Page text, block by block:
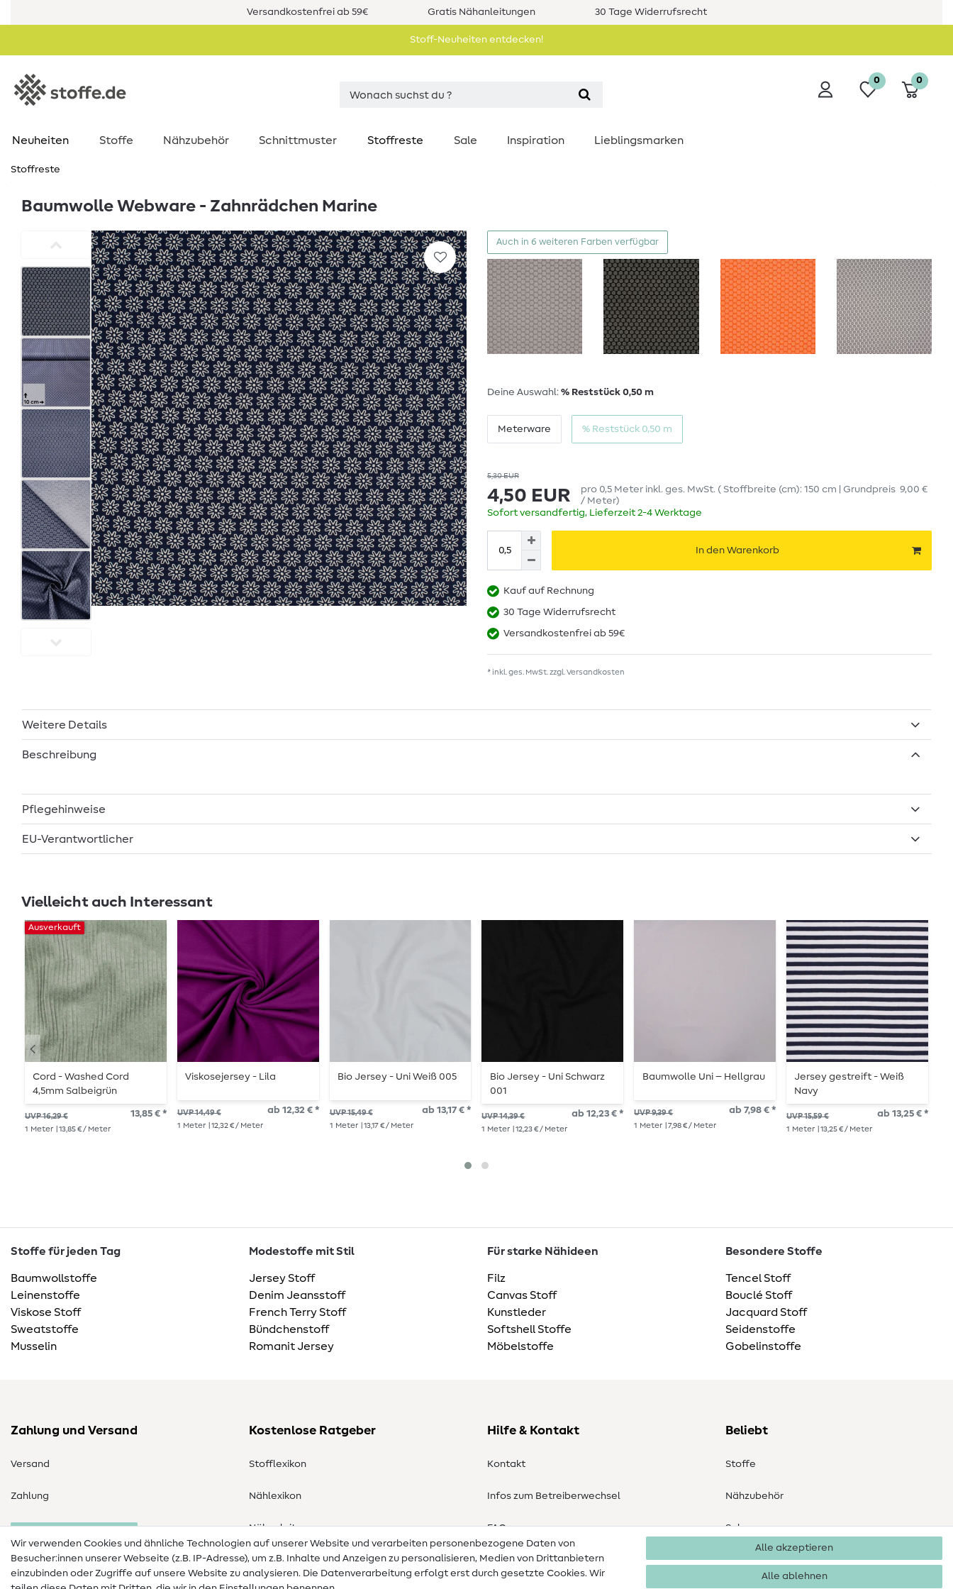
Versandkostenfrei ab 59€ Gratis Nähanleitungen 30 Tage Widerrufsrecht
Stoff-Neuheiten entdecken!
0 0
Neuheiten Stoffe Nähzubehör Schnittmuster Stoffreste Sale Inspiration Lieblingsmarken
Stoffreste
Baumwolle Webware - Zahnrädchen Marine
Auch in 6 weiteren Farben verfügbar
Deine Auswahl: % Reststück 0,50 m
Meterware % Reststück 0,50 m
5,30 EUR
4,50 EUR pro 0,5 Meter inkl. ges. MwSt. ( Stoffbreite (cm): 150 cm | Grundpreis 9,00 €
/ Meter)
Sofort versandfertig, Lieferzeit 2-4 Werktage
In den Warenkorb
Kauf auf Rechnung
30 Tage Widerrufsrecht
Versandkostenfrei ab 59€
* inkl. ges. MwSt. zzgl.Versandkosten
Weitere Details
Beschreibung
Pflegehinweise
EU-Verantwortlicher
Vielleicht auch Interessant
Ausverkauft
Cord - Washed Cord
4,5mm Salbeigrün
UVP 16,29 € 13,85 € *
1 Meter | 13,85 € / Meter
Viskosejersey - Lila
UVP 14,49 € ab 12,32 € *
1 Meter | 12,32 € / Meter
Bio Jersey - Uni Weiß 005
UVP 15,49 € ab 13,17 € *
1 Meter | 13,17 € / Meter
Bio Jersey - Uni Schwarz
001
UVP 14,39 € ab 12,23 € *
1 Meter | 12,23 € / Meter
Baumwolle Uni – Hellgrau
UVP 9,39 € ab 7,98 € *
1 Meter | 7,98 € / Meter
Jersey gestreift - Weiß
Navy
UVP 15,59 € ab 13,25 € *
1 Meter | 13,25 € / Meter
Stoffe für jeden Tag
Baumwollstoffe
Leinenstoffe
Viskose Stoff
Sweatstoffe
Musselin
Modestoffe mit Stil
Jersey Stoff
Denim Jeansstoff
French Terry Stoff
Bündchenstoff
Romanit Jersey
Für starke Nähideen
Filz
Canvas Stoff
Kunstleder
Softshell Stoffe
Möbelstoffe
Besondere Stoffe
Tencel Stoff
Bouclé Stoff
Jacquard Stoff
Seidenstoffe
Gobelinstoffe
Zahlung und Versand
Versand
Zahlung
Kostenlose Ratgeber
Stofflexikon
Nählexikon
Nähanleitungen
Hilfe & Kontakt
Kontakt
Infos zum Betreiberwechsel
FAQ
Widerrufsrecht
Beliebt
Stoffe
Nähzubehör
Sale
Schnittmuster
Wir verwenden Cookies und ähnliche Technologien auf unserer Website und verarbeiten personenbezogene Daten von
Besucher:innen unserer Webseite (z.B. IP-Adresse), um z.B. Inhalte und Anzeigen zu personalisieren, Medien von Drittanbietern
einzubinden oder Zugriffe auf unsere Website zu analysieren. Die Datenverarbeitung erfolgt erst durch gesetzte Cookies. Wir
Alle akzeptieren
Alle ablehnen